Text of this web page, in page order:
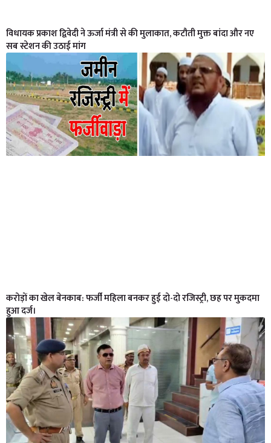
विधायक प्रकाश द्विवेदी ने ऊर्जा मंत्री से की मुलाकात, कटौती मुक्त बांदा और नए
सब स्टेशन की उठाई मांग
करोड़ों का खेल बेनकाब: फर्जी महिला बनकर हुई दो-दो रजिस्ट्री, छह पर मुकदमा
हुआ दर्ज।